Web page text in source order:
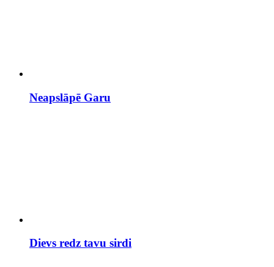
Neapslāpē Garu
Dievs redz tavu sirdi